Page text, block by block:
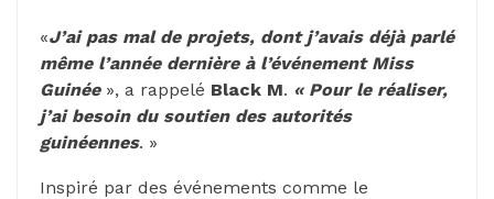
«J’ai pas mal de projets, dont j’avais déjà parlé
même l’année dernière à l’événement Miss
Guinée», a rappelé Black M. « Pour le réaliser,
j’ai besoin du soutien des autorités
guinéennes. »
Inspiré par des événements comme le